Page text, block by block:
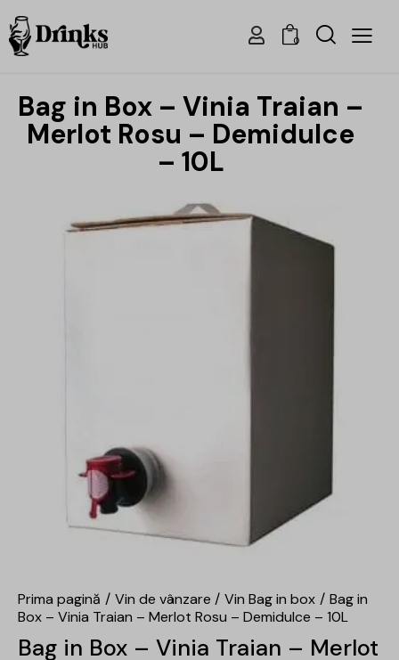
0
Bag in Box – Vinia Traian –
Merlot Rosu – Demidulce
– 10L
Prima pagină Vin de vânzare Vin Bag in box
Bag in
Box – Vinia Traian – Merlot Rosu – Demidulce – 10L
Bag in Box – Vinia Traian – Merlot